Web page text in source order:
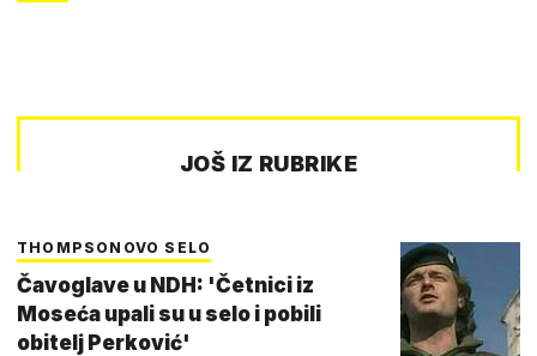
JOŠ IZ RUBRIKE
THOMPSONOVO SELO
Čavoglave u NDH: 'Četnici iz
Moseća upali su u selo i pobili
obitelj Perković'